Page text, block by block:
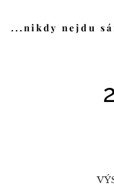
...nikdy nejdu